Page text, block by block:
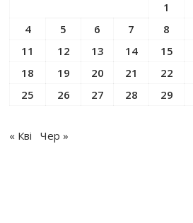
1
4
5 6 7 8
11
12 13 14 15
18
19 20 21 22
25
26 27 28 29
« Кві Чер »